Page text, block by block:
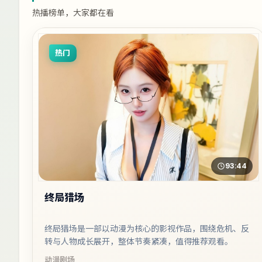
热播榜单，大家都在看
热门
93:44
终局猎场
终局猎场是一部以动漫为核心的影视作品，围绕危机、反
转与人物成长展开，整体节奏紧凑，值得推荐观看。
动漫剧场